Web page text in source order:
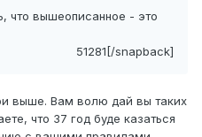
что вышеописанное - это
51281[/snapback]
выше. Вам волю дай вы таких
что 37 год буде казаться